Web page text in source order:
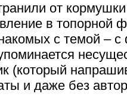
от
в
с темой –
(который
и даже без